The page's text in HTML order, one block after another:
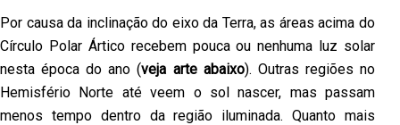
Por causa da inclinação do eixo da Terra, as áreas acima do
Círculo Polar Ártico recebem pouca ou nenhuma luz solar
nesta época do ano (veja arte abaixo). Outras regiões no
Hemisfério Norte até veem o sol nascer, mas passam
menos tempo dentro da região iluminada. Quanto mais